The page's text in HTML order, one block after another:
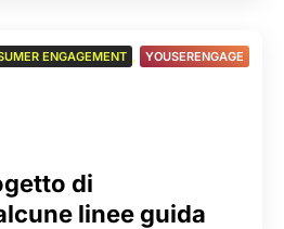
di
linee guida
ENGAGEMENT , YOUSERENGAGE